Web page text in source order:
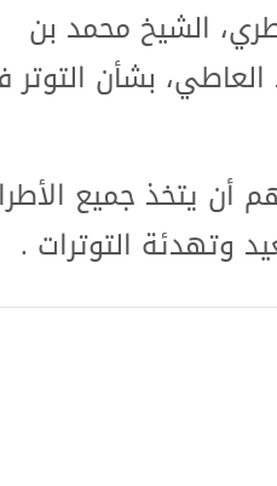
الشيخ محمد بن
العاطي، بشأن
أن يتخذ جميع
وتهدئة التوترات .